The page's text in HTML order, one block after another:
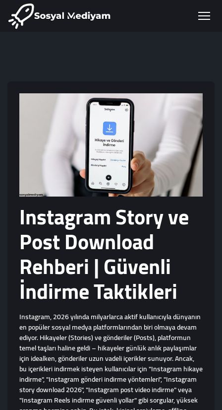
Instagram Story ve
Post Download
Rehberi | Güvenli
İndirme Taktikleri
Instagram, 2026 yılında milyarlarca aktif kullanıcıyla dünyanın
en popüler sosyal medya platformlarından biri olmaya devam
ediyor. Hikayeler (Stories) ve gönderiler (Posts), platformun
temel taşları haline geldi – hikayeler günlük anlık paylaşımlar
için idealken, gönderiler uzun vadeli içerikler sunuyor. Ancak,
bu içerikleri indirmek isteyen kullanıcılar için "Instagram hikaye
indirme", "Instagram gönderi indirme yöntemleri", "Instagram
story download 2026", "Instagram post video indirme" veya
"Instagram Reels indirme güvenli yollar" gibi sorgular, yüksek